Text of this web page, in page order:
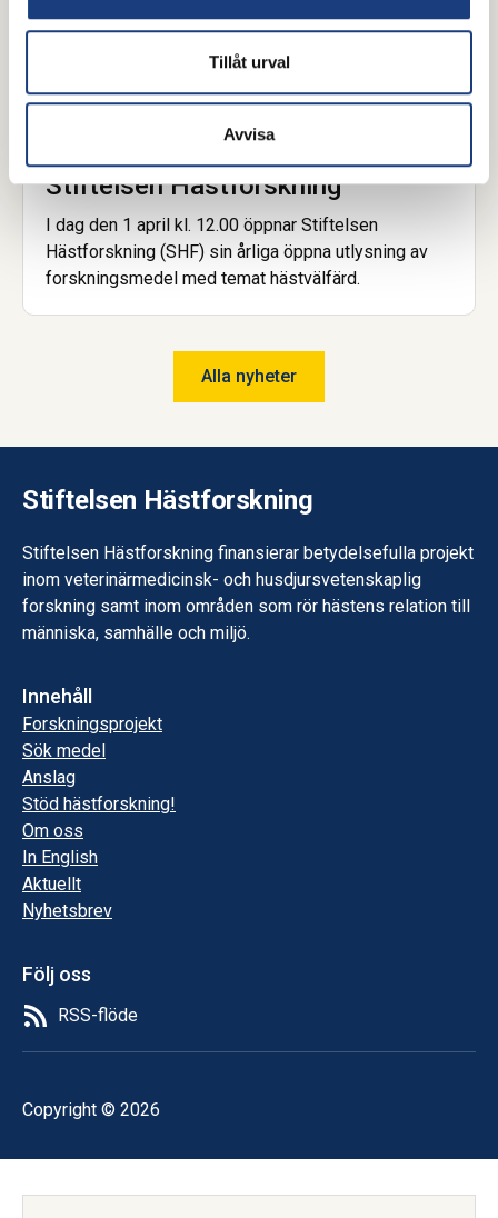
Tillåt urval
Avvisa
1 april 2026
Välkommen att söka medel hos
Stiftelsen Hästforskning
I dag den 1 april kl. 12.00 öppnar Stiftelsen
Hästforskning (SHF) sin årliga öppna utlysning av
forskningsmedel med temat hästvälfärd.
Alla nyheter
Stiftelsen Hästforskning
Stiftelsen Hästforskning finansierar betydelsefulla projekt
inom veterinärmedicinsk- och husdjursvetenskaplig
forskning samt inom områden som rör hästens relation till
människa, samhälle och miljö.
Innehåll
Forskningsprojekt
Sök medel
Anslag
Stöd hästforskning!
Om oss
In English
Aktuellt
Nyhetsbrev
Följ oss
RSS-flöde
Copyright © 2026